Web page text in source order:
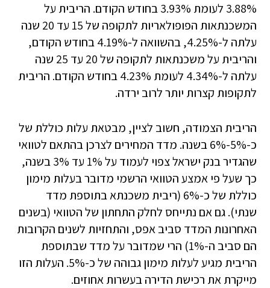
3.88% לעומת 3.93% בחודש הקודם. הריבית על
המשכנתאות הפופולאריות לתקופה של 15 עד 20 שנה
עלתה ל-4.25%, בהשוואה ל-4.19% בחודש הקודם,
והריבית על משכנתאות לתקופה של 20 עד 25 שנה
עלתה ל-4.34% לעומת 4.23% בחודש הקודם. הריבית
לתקופות קצרות יותר לרוב ירדה.
הריבית הצמודה, חשוב לציין, מבטאת עלות כוללת של
כ-5%-6% בשנה. מדד המחירים לצרכן בהתאם לטוואי
שהגדיר בנק ישראל צפוי לעמוד על 1% עד 3% בשנה,
כך שעל פי אמצע הטוואי הרשמי מדובר בעלות מימון
כוללת של כ-6% (ריבית משכנתא בתוספת מדד
שנתי). גם אם נתייחס לחלק התחתון של הטוואי (בשנים
האחרונות המדד סביב אפס, והתחזיות לשנים הקרובות
הם סביב ה-1%) הרי שמדובר על מדד שבתוספת
הריבית מגיע לעלות מימון גבוהה של כ-5%. העלות הזו
מייקרת את רכישת הדירה בעשרות אחוזים.